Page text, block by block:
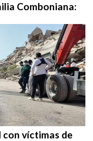
Comboniana:
víctimas de